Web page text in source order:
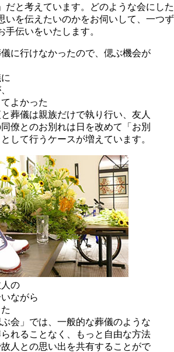
だと考えています。どのような会にした
いを伝えたいのかをお伺いして、一つず
伝いをいたします。
よかった
葬儀は親族だけで執り行い、友人
僚とのお別れは日を改めて「お別
して行うケースが増えています。
の
ながら
ぶ会」では、一般的な葬儀のような
れることなく、もっと自由な方法
人との思い出を共有することがで